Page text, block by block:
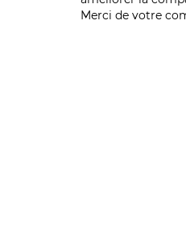
Merci de votre